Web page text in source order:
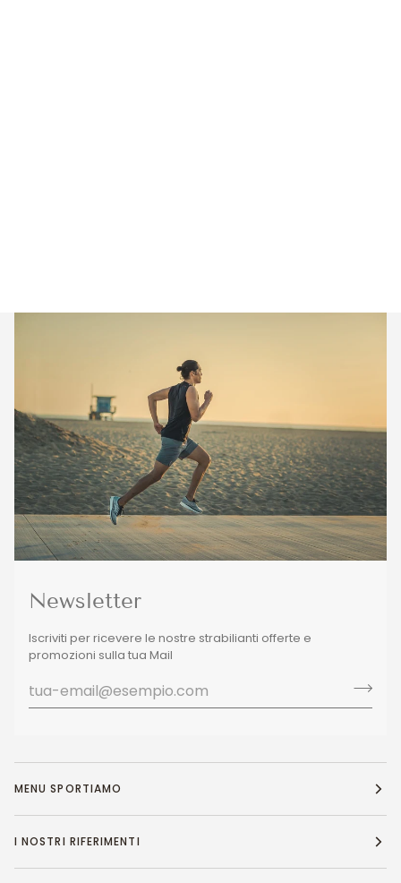
Newsletter
Iscriviti per ricevere le nostre strabilianti offerte e
promozioni sulla tua Mail
MENU SPORTIAMO
I NOSTRI RIFERIMENTI